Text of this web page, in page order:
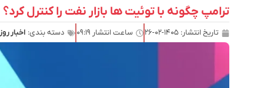
ترامپ چگونه با توئیت ها بازار نفت را کنترل کرد؟
تاریخ انتشار: ۱۴۰۵-۰۲-۲۶ ساعت انتشار ۰۹:۱۹ دسته بندی: اخبار روز